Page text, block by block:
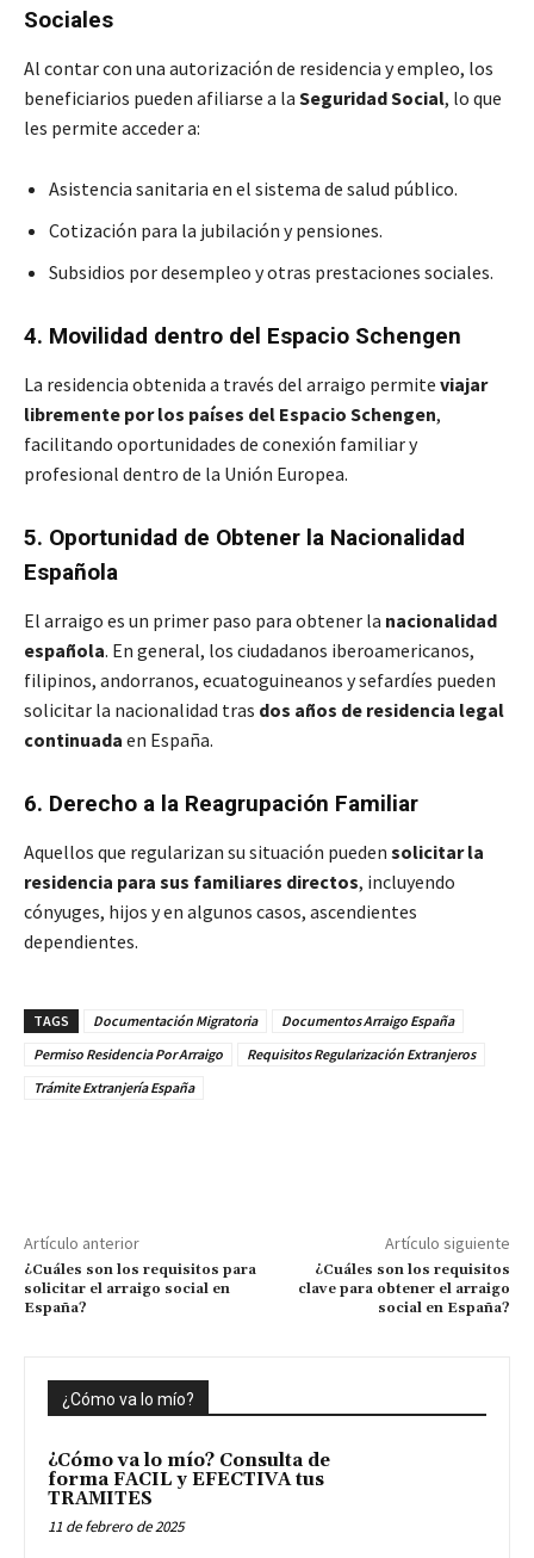
Sociales
Al contar con una autorización de residencia y empleo, los
beneficiarios pueden afiliarse a la Seguridad Social, lo que
les permite acceder a:
Asistencia sanitaria en el sistema de salud público.
Cotización para la jubilación y pensiones.
Subsidios por desempleo y otras prestaciones sociales.
4. Movilidad dentro del Espacio Schengen
La residencia obtenida a través del arraigo permite viajar
libremente por los países del Espacio Schengen,
facilitando oportunidades de conexión familiar y
profesional dentro de la Unión Europea.
5. Oportunidad de Obtener la Nacionalidad
Española
El arraigo es un primer paso para obtener la nacionalidad
española. En general, los ciudadanos iberoamericanos,
filipinos, andorranos, ecuatoguineanos y sefardíes pueden
solicitar la nacionalidad tras dos años de residencia legal
continuada en España.
6. Derecho a la Reagrupación Familiar
Aquellos que regularizan su situación pueden solicitar la
residencia para sus familiares directos, incluyendo
cónyuges, hijos y en algunos casos, ascendientes
dependientes.
TAGS Documentación Migratoria
Documentos Arraigo España
Permiso Residencia Por Arraigo
Requisitos Regularización Extranjeros
Trámite Extranjería España
Artículo anterior
¿Cuáles son los requisitos para
solicitar el arraigo social en
España?
Artículo siguiente
¿Cuáles son los requisitos
clave para obtener el arraigo
social en España?
¿Cómo va lo mío?
¿Cómo va lo mío? Consulta de
forma FACIL y EFECTIVA tus
TRAMITES
11 de febrero de 2025